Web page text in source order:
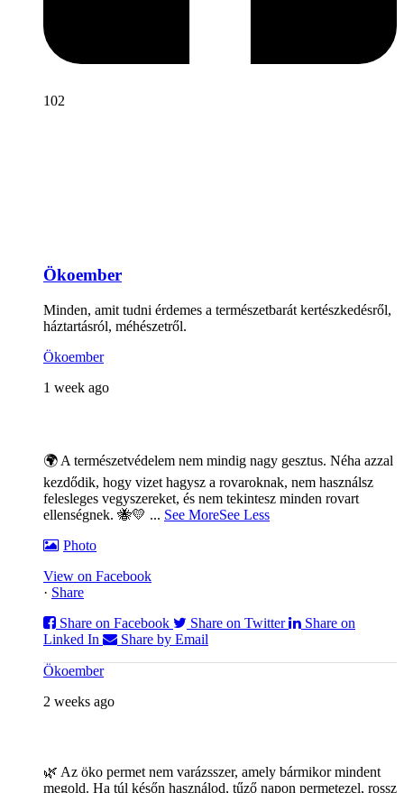
102
Ökoember
Minden, amit tudni érdemes a természetbarát kertészkedésről,
háztartásról, méhészetről.
Ökoember
1 week ago
🌍 A természetvédelem nem mindig nagy gesztus. Néha azzal
kezdődik, hogy vizet hagysz a rovaroknak, nem használsz
felesleges vegyszereket, és nem tekintesz minden rovart
ellenségnek. 🐝💛 ... See MoreSee Less
Photo
View on Facebook
· Share
Share on Facebook
Share on Twitter
Share on
Linked In
Share by Email
Ökoember
2 weeks ago
🌿 Az öko permet nem varázsszer, amely bármikor mindent
megold. Ha túl későn használod, tűző napon permetezel, rossz